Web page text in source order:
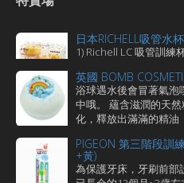
日本RICHELL吸管水
1) Richell LC 吸管訓練杯
英國 BOMB
浴球遇水後會冒著氣泡
中哦。 蘊含滋潤的天
化，釋放出滿滿的精油
PIGEON 第三階段訓
+黃)
為保護牙床，牙刷前部